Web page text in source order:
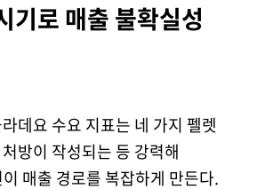
기로 매출 불확실성
데요 수요 지표는 네 가지 펠렛
방이 작성되는 등 강력해
매출 경로를 복잡하게 만든다.